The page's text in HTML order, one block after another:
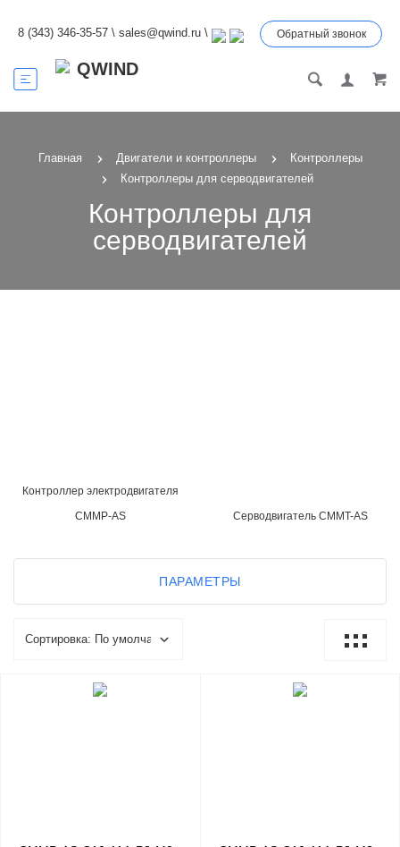
8 (343) 346-35-57 \ sales@qwind.ru \ Обратный звонок
Главная Двигатели и контроллеры
Контроллеры
Контроллеры для серводвигателей
Контроллеры для
серводвигателей
Контроллер электродвигателя
CMMP-AS
Серводвигатель CMMT-AS
ПАРАМЕТРЫ